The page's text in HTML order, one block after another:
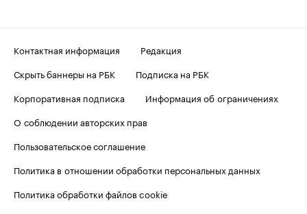
Контактная информация
Редакция
Скрыть баннеры на РБК
Подписка на РБК
Корпоративная подписка
Информация об ограничениях
О соблюдении авторских прав
Пользовательское соглашение
Политика в отношении обработки персональных данных
Политика обработки файлов cookie